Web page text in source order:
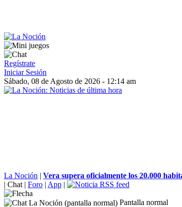
Regístrate
Iniciar Sesión
Sábado, 08 de Agosto de 2026 - 12:14 am
La Noción | Vera supera oficialmente los 20.000
| Chat | Foro | App |
Pantalla normal